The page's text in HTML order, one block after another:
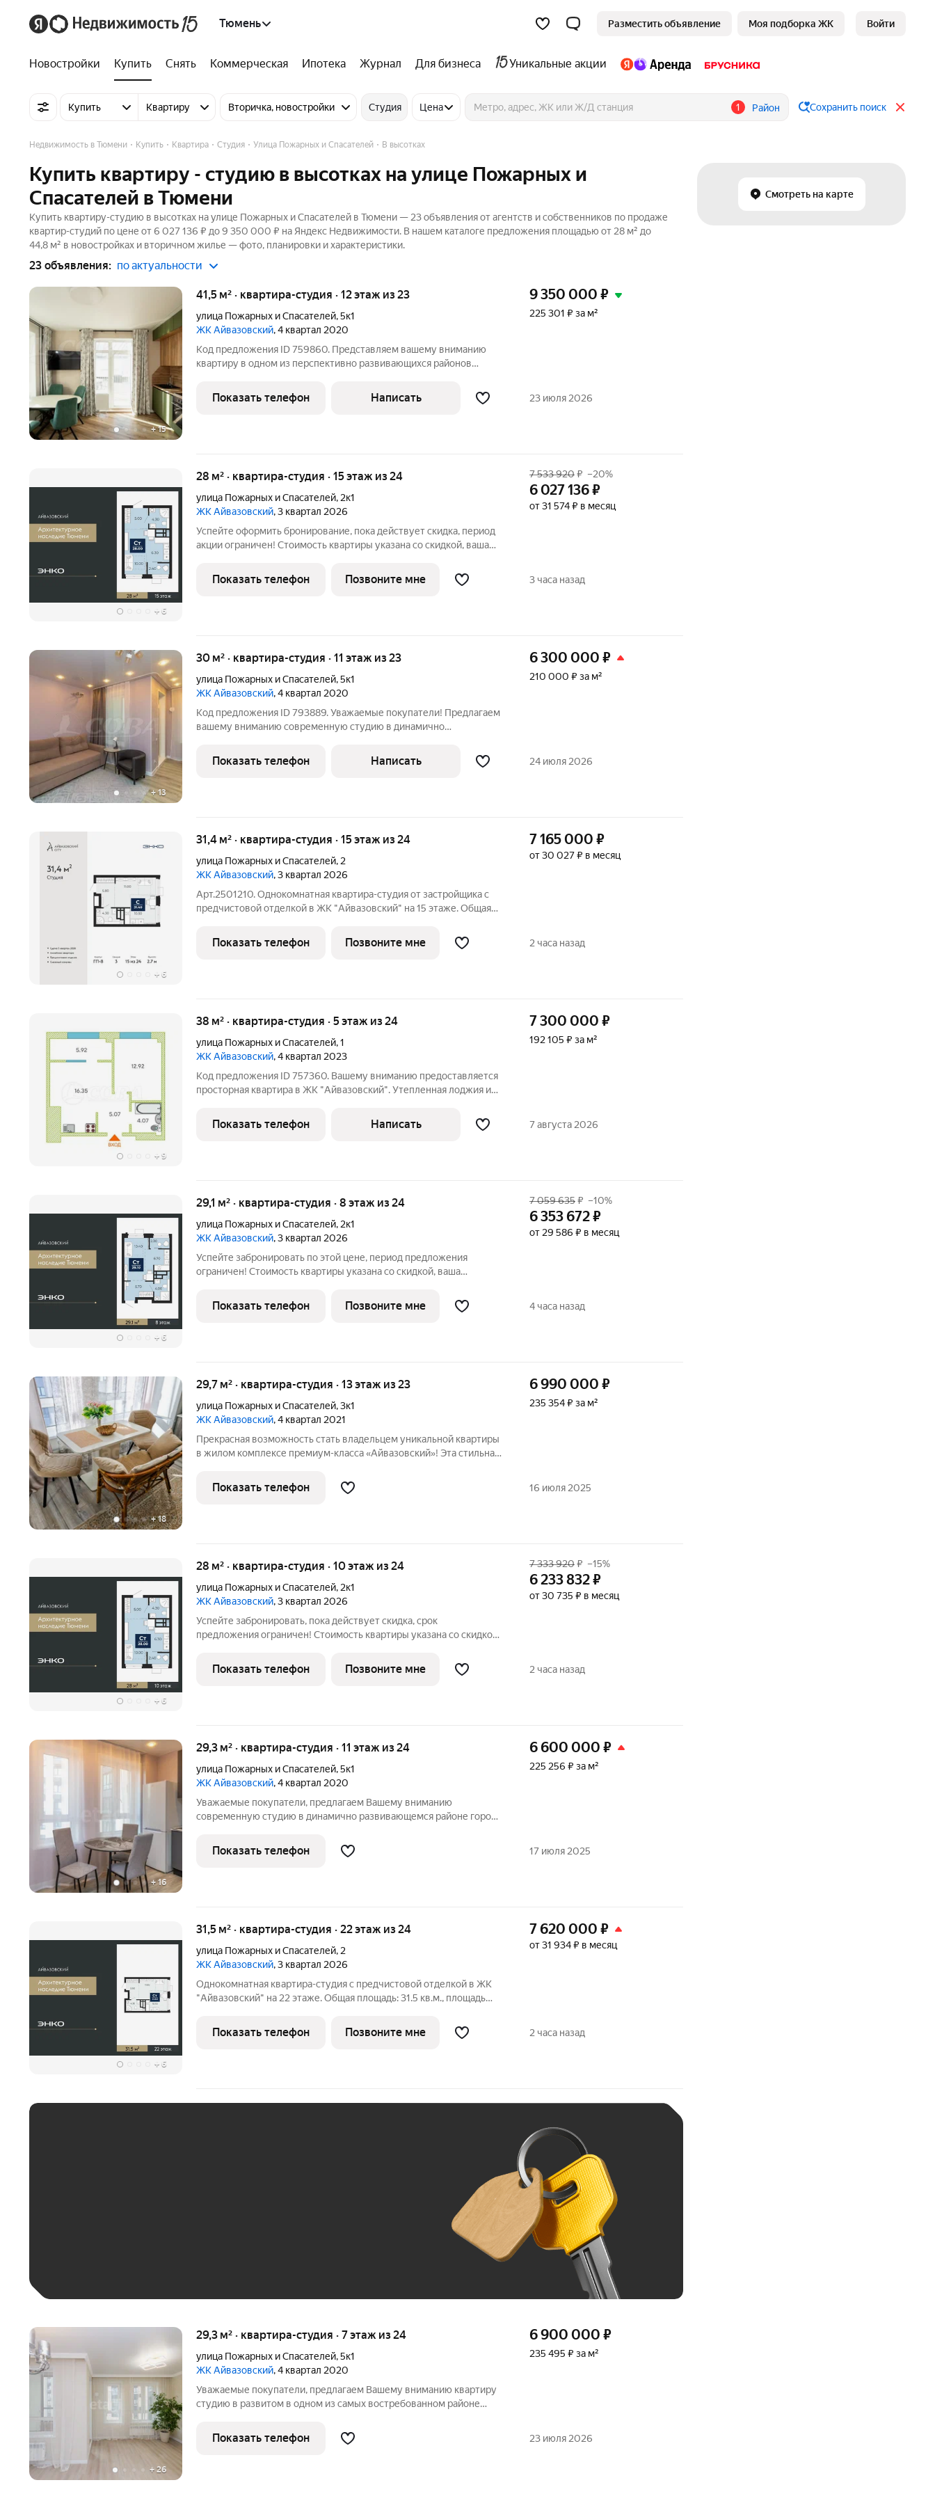
Тюмень Разместить объявление Моя подборка ЖК Войти
Новостройки Купить Снять Коммерческая Ипотека Журнал Для бизнеса Уникальные акции
Купить Квартиру Вторичка, новостройки Студия Цена 1 Район Сохранить поиск
Смотреть на карте
Недвижимость в Тюмени Купить Квартира Студия Улица Пожарных и Спасателей В высотках
Купить квартиру - студию в высотках на улице Пожарных и
Спасателей в Тюмени
Купить квартиру-студию в высотках на улице Пожарных и Спасателей в Тюмени — 23 объявления от агентств и собственников по продаже
квартир-студий по цене от 6 027 136 ₽ до 9 350 000 ₽ на Яндекс Недвижимости. В нашем каталоге предложения площадью от 28 м² до
44,8 м² в новостройках и вторичном жилье — фото, планировки и характеристики.
23 объявления: по актуальности
+15
41,5 м² · квартира-студия · 12 этаж из 23
улица Пожарных и Спасателей,5к1
ЖК Айвазовский, 4 квартал 2020
Код предложения ID 759860. Представляем вашему вниманию
квартиру в одном из перспективно развивающихся районов
авторской архитектурой, насыщенная жилая среда и будущая
городская набережная,
9 350 000 ₽
225 301 ₽ за м²
Показать телефон Написать 23 июля 2026
+ 6
28 м² · квартира-студия · 15 этаж из 24
улица Пожарных и Спасателей, 2к1
ЖК Айвазовский, 3 квартал 2026
Успейте оформить бронирование, пока действует скидка, период
акции ограничен! Стоимость квартиры указана со скидкой, ваша
менеджеры вам все расскажут. 1-комн. квартира-студия с
7 533 920₽ –20%
6 027 136₽
от 31 574 ₽ в месяц
Показать телефон Позвоните мне 3 часа назад
+13
30 м² · квартира-студия · 11 этаж из 23
улица Пожарных и Спасателей,5к1
ЖК Айвазовский, 4 квартал 2020
Код предложения ID 793889. Уважаемые покупатели! Предлагаем
вашему вниманию современную студию в динамично
комплекс «Айвазовский» (премиум-класс).Квартира отличается
продуманной планировкой:
6 300 000 ₽
210 000 ₽ за м²
Показать телефон Написать 24 июля 2026
+ 6
31,4 м² · квартира-студия · 15 этаж из 24
улица Пожарных и Спасателей, 2
ЖК Айвазовский, 3 квартал 2026
Apт.2501210. Однокомнатная квартира-студия от застройщика с
предчистовой отделкой в ЖК "Айвазовский" на 15 этаже. Общая
кв.м. выделено под кухонную зону. Все окна выходят на одну
7 165 000 ₽
от 30 027 ₽ в месяц
Показать телефон Позвоните мне 2 часа назад
+ 9
38 м² · квартира-студия · 5 этаж из 24
улица Пожарных и Спасателей,1
ЖК Айвазовский, 4 квартал 2023
Код предложения ID 757360. Вашему вниманию предоставляется
просторная квартира в ЖК "Айвазовский". Утепленная лоджия и
и инфраструктурой. В пешей доступности различные кофейни,
рестораны,
7 300 000 ₽
192 105 ₽ за м²
Показать телефон Написать 7 августа 2026
+ 6
29,1 м² · квартира-студия · 8 этаж из 24
улица Пожарных и Спасателей, 2к1
ЖК Айвазовский, 3 квартал 2026
Успейте забронировать по этой цене, период предложения
ограничен! Стоимость квартиры указана со скидкой, ваша
вам все подробно расскажем. Продается однокомнатная
квартира-студия с предчистовой
7 059 635₽ –10%
6 353 672₽
от 29 586 ₽ в месяц
Показать телефон Позвоните мне 4 часа назад
+18
29,7 м² · квартира-студия · 13 этаж из 23
улица Пожарных и Спасателей,3к1
ЖК Айвазовский, 4 квартал 2021
Прекрасная возможность стать владельцем уникальной квартиры
в жилом комплексе премиум-класса «Айвазовский»! Эта стильная
высококачественных материалов и идеально зонирована: здесь
вы найдете уютную гостиную
6 990 000 ₽
235 354 ₽ за м²
Показать телефон 16 июля 2025
+ 6
28 м² · квартира-студия · 10 этаж из 24
улица Пожарных и Спасателей, 2к1
ЖК Айвазовский, 3 квартал 2026
Успейте забронировать, пока действует скидка, срок
предложения ограничен! Стоимость квартиры указана со скидкой,
мы вам все подробно расскажем. Продается 1-комн. квартира-
студия с
7 333 920₽ –15%
6 233 832₽
от 30 735 ₽ в месяц
Показать телефон Позвоните мне 2 часа назад
+16
29,3 м² · квартира-студия · 11 этаж из 24
улица Пожарных и Спасателей,5к1
ЖК Айвазовский, 4 квартал 2020
Уважаемые покупатели, предлагаем Вашему вниманию
современную студию в динамично развивающемся районе города
Шикарная для студии планировка. В квартире выделена отдельно
зона кухни, гостиная
6 600 000 ₽
225 256 ₽ за м²
Показать телефон 17 июля 2025
+ 6
31,5 м² · квартира-студия · 22 этаж из 24
улица Пожарных и Спасателей, 2
ЖК Айвазовский, 3 квартал 2026
Однокомнатная квартира-студия с предчистовой отделкой в ЖК
"Айвазовский" на 22 этаже. Общая площадь: 31.5 кв.м., площадь
зону. Все окна выходят на одну сторону. В квартире один
7 620 000 ₽
от 31 934 ₽ в месяц
Показать телефон Позвоните мне 2 часа назад
+ 26
29,3 м² · квартира-студия · 7 этаж из 24
улица Пожарных и Спасателей,5к1
ЖК Айвазовский, 4 квартал 2020
Уважаемые покупатели, предлагаем Вашему вниманию квартиру
студию в развитом в одном из самых востребованном районе
Замечательная студия в квартире выделена отдельно зона кухни,
отдельно
6 900 000 ₽
235 495 ₽ за м²
Показать телефон 23 июля 2026